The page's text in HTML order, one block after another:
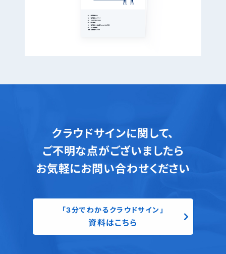
クラウドサインに関して、
ご不明な点がございましたら
お気軽にお問い合わせください
「3分でわかるクラウドサイン」
資料はこちら